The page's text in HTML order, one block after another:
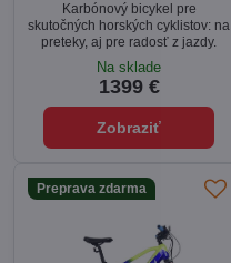
Karbónový bicykel pre
skutočných horských cyklistov: na
preteky, aj pre radosť z jazdy.
Na sklade
1399 €
Zobraziť
Preprava zdarma